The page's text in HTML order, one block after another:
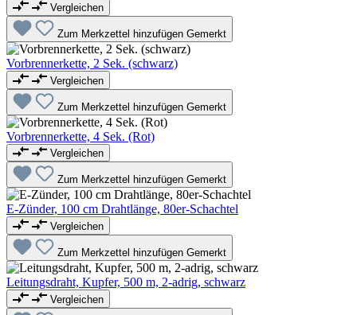
Vergleichen
Zum Merkzettel hinzufügen Gemerkt
Vorbrennerkette, 2 Sek. (schwarz)
Vergleichen
Zum Merkzettel hinzufügen Gemerkt
Vorbrennerkette, 4 Sek. (Rot)
Vergleichen
Zum Merkzettel hinzufügen Gemerkt
E-Zünder, 100 cm Drahtlänge, 80er-Schachtel
Vergleichen
Zum Merkzettel hinzufügen Gemerkt
Leitungsdraht, Kupfer, 500 m, 2-adrig, schwarz
Vergleichen